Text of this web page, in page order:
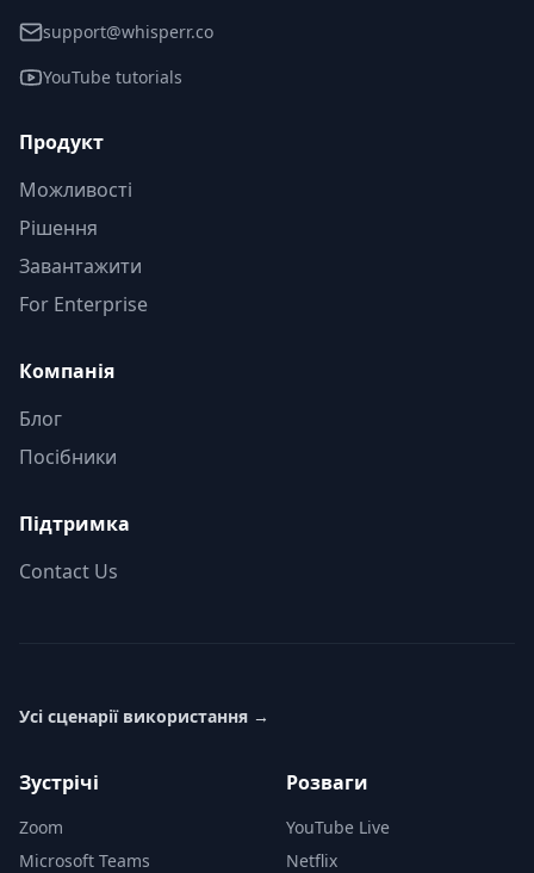
support@whisperr.co
YouTube tutorials
Продукт
Можливості
Рішення
Завантажити
For Enterprise
Компанія
Блог
Посібники
Підтримка
Contact Us
Усі сценарії використання →
Зустрічі
Zoom
Microsoft Teams
Розваги
YouTube Live
Netflix